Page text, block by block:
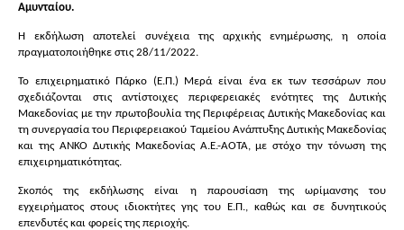
Αμυνταίου.
Η εκδήλωση αποτελεί συνέχεια της αρχικής ενημέρωσης, η οποία
πραγματοποιήθηκε στις 28/11/2022.
Το επιχειρηματικό Πάρκο (Ε.Π.) Μερά είναι ένα εκ των τεσσάρων που
σχεδιάζονται στις αντίστοιχες περιφερειακές ενότητες της Δυτικής
Μακεδονίας με την πρωτοβουλία της Περιφέρειας Δυτικής Μακεδονίας και
τη συνεργασία του Περιφερειακού Ταμείου Ανάπτυξης Δυτικής Μακεδονίας
και της ΑΝΚΟ Δυτικής Μακεδονίας Α.Ε.-ΑΟΤΑ, με στόχο την τόνωση της
επιχειρηματικότητας.
Σκοπός της εκδήλωσης είναι η παρουσίαση της ωρίμανσης του
εγχειρήματος στους ιδιοκτήτες γης του Ε.Π., καθώς και σε δυνητικούς
επενδυτές και φορείς της περιοχής.